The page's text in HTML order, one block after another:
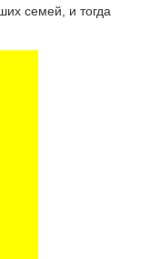
семей, и тогда